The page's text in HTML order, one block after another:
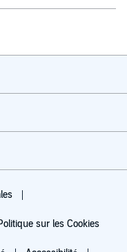
sur les Cookies